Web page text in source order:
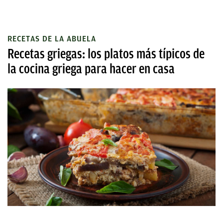
RECETAS DE LA ABUELA
Recetas griegas: los platos más típicos de
la cocina griega para hacer en casa